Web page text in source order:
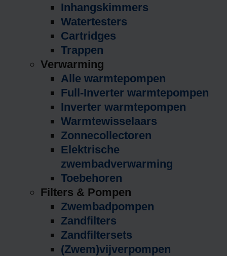
Inhangskimmers
Watertesters
Cartridges
Trappen
Verwarming
Alle warmtepompen
Full-Inverter warmtepompen
Inverter warmtepompen
Warmtewisselaars
Zonnecollectoren
Elektrische
zwembadverwarming
Toebehoren
Filters & Pompen
Zwembadpompen
Zandfilters
Zandfiltersets
(Zwem)vijverpompen